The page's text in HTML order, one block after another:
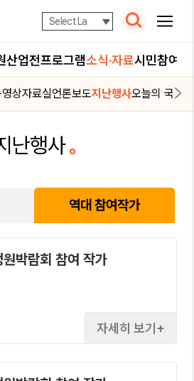
검색
산업전프로그램소식·자료시민참여
상자료실언론보도지난행사
참여작가
오늘의 국정박
난행사
역대 참여작가
박람회 참여 작가
자세히 보기